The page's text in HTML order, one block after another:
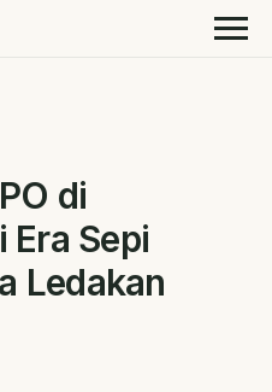
di
Era Sepi
Ledakan